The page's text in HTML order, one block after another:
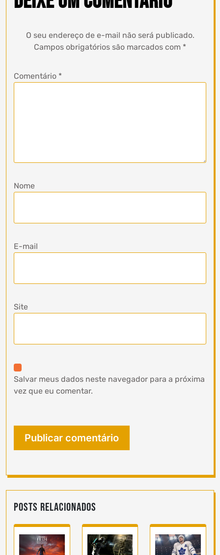
O seu endereço de e-mail não será publicado.
Campos obrigatórios são marcados com *
Comentário *
Nome
E-mail
Site
Salvar meus dados neste navegador para a próxima
vez que eu comentar.
Posts Relacionados